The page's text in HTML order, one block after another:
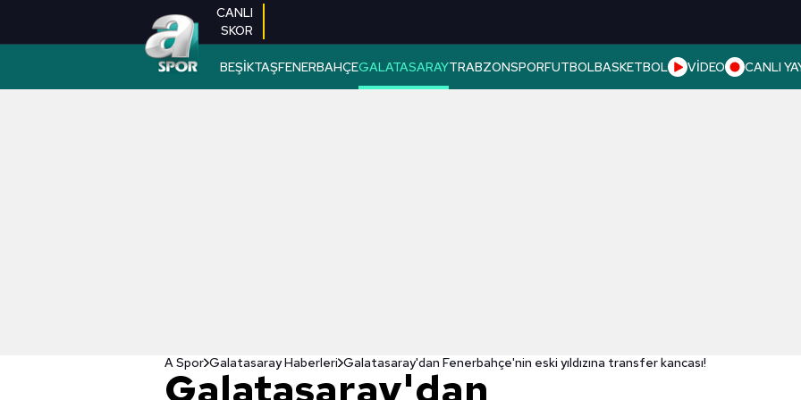
CANLI
SKOR
BEŞİKTAŞFENERBAHÇEGALATASARAYTRABZONSPORFUTBOLBASKETBOL VİDEO CANLI
A Spor Galatasaray Haberleri Galatasaray'dan Fenerbahçe'nin eski yıldızına transfer kancası!
Galatasaray'dan